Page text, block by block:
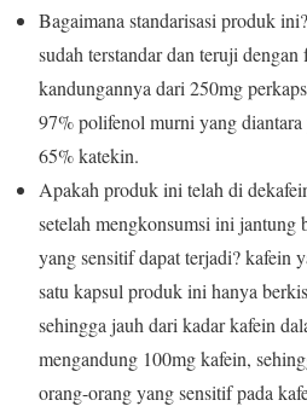
Bagaimana standarisasi produk
sudah terstandar dan teruji
kandungannya dari 250mg
97% polifenol murni yang
65% katekin.
Apakah produk ini telah di
setelah mengkonsumsi ini jantung
yang sensitif dapat terjadi? kafein
satu kapsul produk ini hanya
sehingga jauh dari kadar kafein
mengandung 100mg kafein,
orang-orang yang sensitif pada